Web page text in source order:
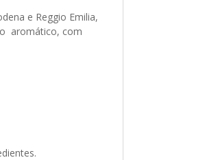
e Reggio Emilia,
aromático, com